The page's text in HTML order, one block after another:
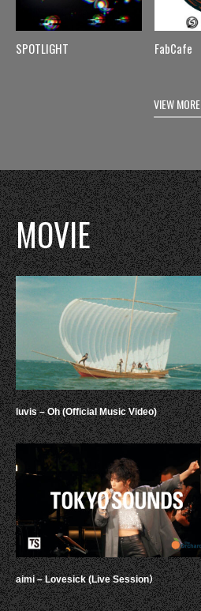
SPOTLIGHT FabCafe
VIEW MORE
MOVIE
luvis – Oh (Official Music Video)
aimi – Lovesick (Live Session）